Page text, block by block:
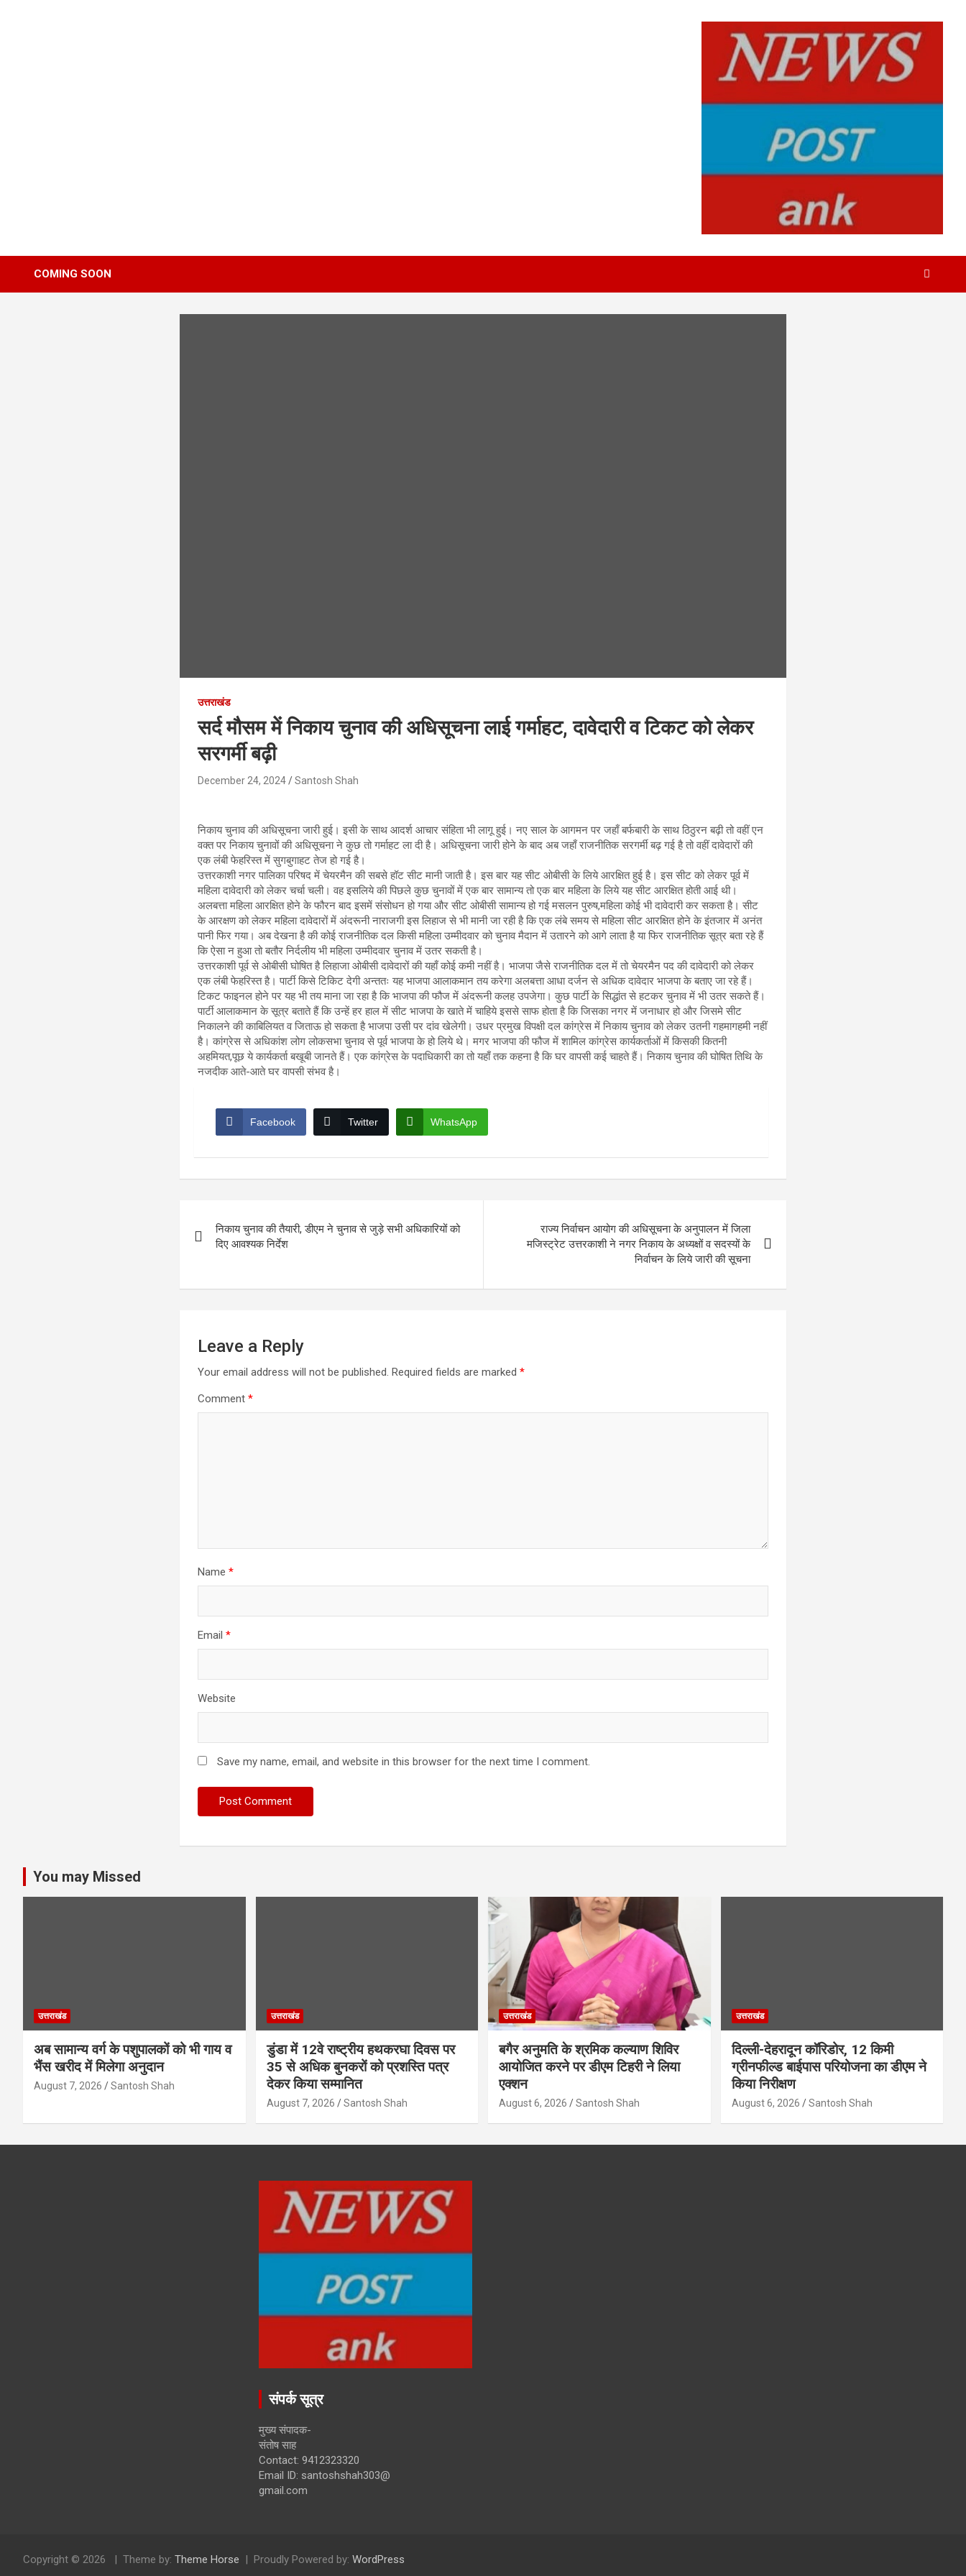
COMING SOON
उत्तराखंड
सर्द मौसम में निकाय चुनाव की अधिसूचना लाई गर्माहट, दावेदारी व टिकट को लेकर
सरगर्मी बढ़ी
December 24, 2024 Santosh Shah
निकाय चुनाव की अधिसूचना जारी हुई। इसी के साथ आदर्श आचार संहिता भी लागू हुई। नए साल के आगमन पर जहाँ बर्फबारी के साथ ठिठुरन बढ़ी तो वहीं एन
वक्त पर निकाय चुनावों की अधिसूचना ने कुछ तो गर्माहट ला दी है। अधिसूचना जारी होने के बाद अब जहाँ राजनीतिक सरगर्मी बढ़ गई है तो वहीं दावेदारों की
एक लंबी फेहरिस्त में सुगबुगाहट तेज हो गई है।
उत्तरकाशी नगर पालिका परिषद में चेयरमैन की सबसे हॉट सीट मानी जाती है। इस बार यह सीट ओबीसी के लिये आरक्षित हुई है। इस सीट को लेकर पूर्व में
महिला दावेदारी को लेकर चर्चा चली। वह इसलिये की पिछले कुछ चुनावों में एक बार सामान्य तो एक बार महिला के लिये यह सीट आरक्षित होती आई थी।
अलबत्ता महिला आरक्षित होने के फौरन बाद इसमें संसोधन हो गया और सीट ओबीसी सामान्य हो गई मसलन पुरुष,महिला कोई भी दावेदारी कर सकता है। सीट
के आरक्षण को लेकर महिला दावेदारों में अंदरूनी नाराजगी इस लिहाज से भी मानी जा रही है कि एक लंबे समय से महिला सीट आरक्षित होने के इंतजार में अनंत
पानी फिर गया। अब देखना है की कोई राजनीतिक दल किसी महिला उम्मीदवार को चुनाव मैदान में उतारने को आगे लाता है या फिर राजनीतिक सूत्र बता रहे हैं
कि ऐसा न हुआ तो बतौर निर्दलीय भी महिला उम्मीदवार चुनाव में उतर सकती है।
उत्तरकाशी पूर्व से ओबीसी घोषित है लिहाजा ओबीसी दावेदारों की यहाँ कोई कमी नहीं है। भाजपा जैसे राजनीतिक दल में तो चेयरमैन पद की दावेदारी को लेकर
एक लंबी फेहरिस्त है। पार्टी किसे टिकिट देगी अन्ततः यह भाजपा आलाकमान तय करेगा अलबत्ता आधा दर्जन से अधिक दावेदार भाजपा के बताए जा रहे हैं।
टिकट फाइनल होने पर यह भी तय माना जा रहा है कि भाजपा की फौज में अंदरूनी कलह उपजेगा। कुछ पार्टी के सिद्धांत से हटकर चुनाव में भी उतर सकते हैं।
पार्टी आलाकमान के सूत्र बताते हैं कि उन्हें हर हाल में सीट भाजपा के खाते में चाहिये इससे साफ होता है कि जिसका नगर में जनाधार हो और जिसमे सीट
निकालने की काबिलियत व जिताऊ हो सकता है भाजपा उसी पर दांव खेलेगी। उधर प्रमुख विपक्षी दल कांग्रेस में निकाय चुनाव को लेकर उतनी गहमागहमी नहीं
है। कांग्रेस से अधिकांश लोग लोकसभा चुनाव से पूर्व भाजपा के हो लिये थे। मगर भाजपा की फौज में शामिल कांग्रेस कार्यकर्ताओं में किसकी कितनी
अहमियत,पूछ ये कार्यकर्ता बखूबी जानते हैं। एक कांग्रेस के पदाधिकारी का तो यहाँ तक कहना है कि घर वापसी कई चाहते हैं। निकाय चुनाव की घोषित तिथि के
नजदीक आते-आते घर वापसी संभव है।
Facebook Twitter WhatsApp
navigation
निकाय चुनाव की तैयारी, डीएम ने चुनाव से जुड़े सभी अधिकारियों को
दिए आवश्यक निर्देश
राज्य निर्वाचन आयोग की अधिसूचना के अनुपालन में जिला
मजिस्ट्रेट उत्तरकाशी ने नगर निकाय के अध्यक्षों व सदस्यों के
निर्वाचन के लिये जारी की सूचना
Leave a Reply
Your email address will not be published. Required fields are marked*
Comment*
Name*
Email*
Website
Save my name, email, and website in this browser for the next time I comment.
You may Missed
उत्तराखंड
अब सामान्य वर्ग के पशुपालकों को भी गाय व
भैंस खरीद में मिलेगा अनुदान
August 7, 2026 Santosh Shah
उत्तराखंड
डुंडा में 12वे राष्ट्रीय हथकरघा दिवस पर
35 से अधिक बुनकरों को प्रशस्ति पत्र
देकर किया सम्मानित
August 7, 2026 Santosh Shah
उत्तराखंड
बगैर अनुमति के श्रमिक कल्याण शिविर
आयोजित करने पर डीएम टिहरी ने लिया
एक्शन
August 6, 2026 Santosh Shah
उत्तराखंड
दिल्ली-देहरादून कॉरिडोर, 12 किमी
ग्रीनफील्ड बाईपास परियोजना का डीएम ने
किया निरीक्षण
August 6, 2026 Santosh Shah
संपर्क सूत्र
मुख्य संपादक-
संतोष साह
Contact: 9412323320
Email ID: santoshshah303@
gmail.com
Copyright © 2026 Theme by: Theme Horse Proudly Powered by: WordPress